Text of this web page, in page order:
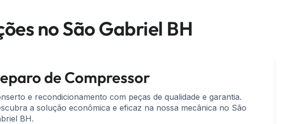
no São Gabriel BH
de Compressor
e recondicionamento com peças de qualidade e garantia.
a solução econômica e eficaz na nossa mecânica no São
BH.